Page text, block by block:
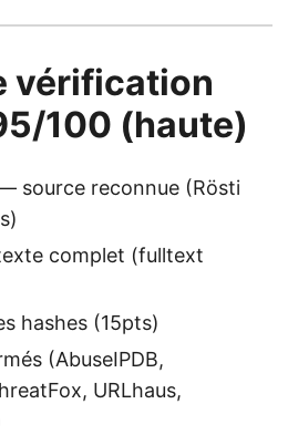
vérification
100 (haute)
source reconnue (Rösti
complet (fulltext
hashes (15pts)
(AbuseIPDB,
URLhaus,